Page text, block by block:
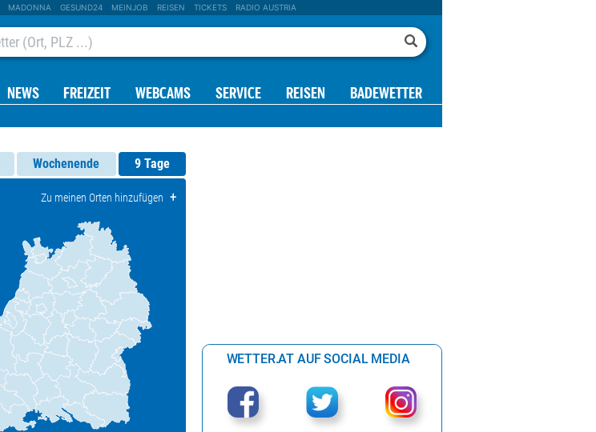
MADONNA GESUND24 MEINJOB REISEN TICKETS RADIO AUSTRIA
NEWS FREIZEIT WEBCAMS SERVICE REISEN BADEWETTER
Wochenende 9 Tage
Zu meinen Orten hinzufügen +
WETTER.AT AUF SOCIAL MEDIA